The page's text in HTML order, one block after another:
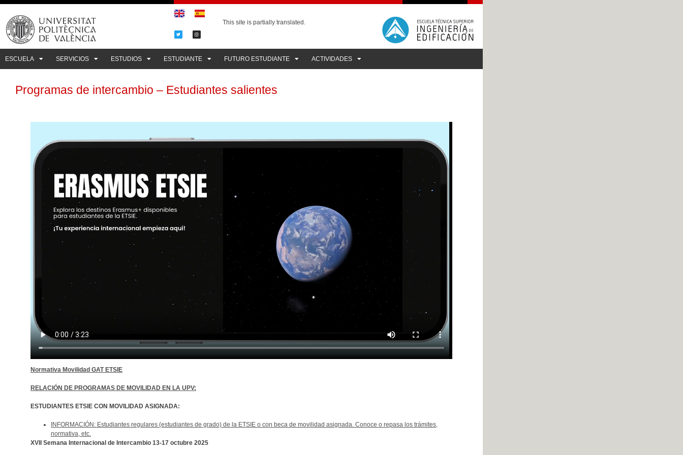
This site is partially translated.
ESCUELA SERVICIOS ESTUDIOS ESTUDIANTE FUTURO ESTUDIANTE ACTIVIDADES
Programas de intercambio – Estudiantes salientes
Normativa Movilidad GAT ETSIE
RELACIÓN DE PROGRAMAS DE MOVILIDAD EN LA UPV:
ESTUDIANTES ETSIE CON MOVILIDAD ASIGNADA:
INFORMACIÓN: Estudiantes regulares (estudiantes de grado) de la ETSIE o con beca de movilidad asignada. Conoce o repasa los trámites,
normativa, etc.
XVII Semana Internacional de Intercambio 13-17 octubre 2025